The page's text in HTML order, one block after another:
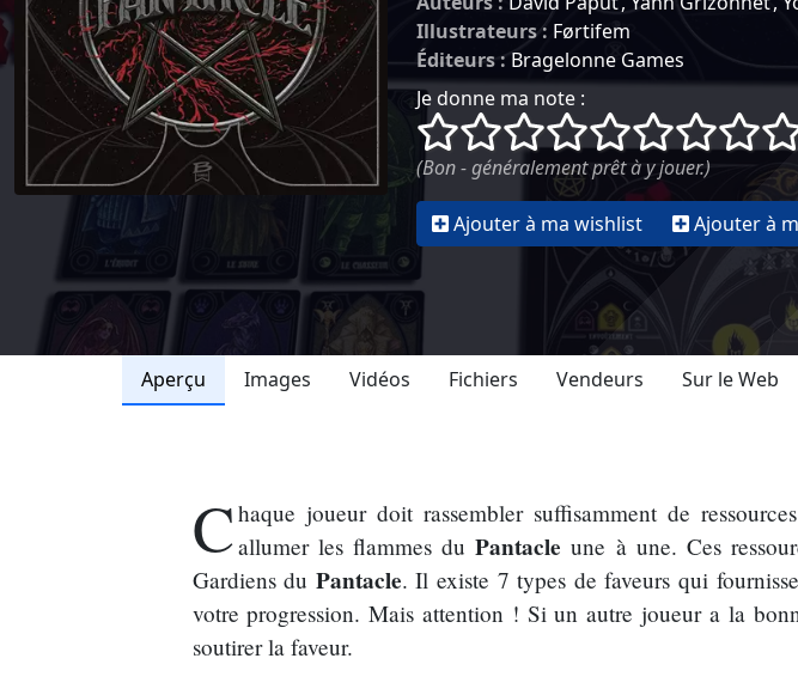
Illustrateurs : Førtifem
Éditeurs : Bragelonne Games
Je donne ma note :
()
() () () () () () ()
(Bon - généralement prêt à y jouer.)
Ajouter à ma wishlist Ajouter à
Aperçu Images Vidéos Fichiers Vendeurs Sur le Web
Chaque joueur doit rassembler suffisamment de
allumer les flammes duPantacle une à une. Ces
Gardiens du Pantacle. Il existe 7 types de faveurs qui
votre progression. Mais attention ! Si un autre joueur a la
soutirer la faveur.